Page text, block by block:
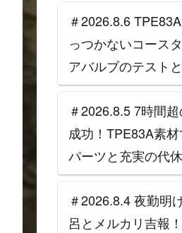
＃2026.8.6
っつかないコース
アバルブのテスト
＃2026.8.5 7時間
成功！TPE83A素
パーツと充実の代休
＃2026.8.4 夜勤明
呂とメルカリ吉報